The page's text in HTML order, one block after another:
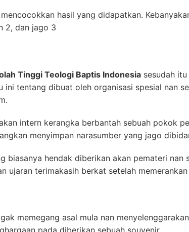
hasil yang didapatkan.
2, dan jago 3
Tinggi Teologi Baptis Indonesia sesudah
ini tentang dibuat oleh organisasi spesial nan
intern kerangka berbantah sebuah pokok
menyimpan narasumber yang jago
biasanya hendak diberikan akan pemateri nan
ujaran terimakasih berkat setelah
memegang asal mula nan